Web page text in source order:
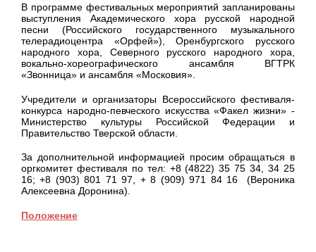
В программе фестивальных мероприятий запланированы
выступления Академического хора русской народной
песни (Российского государственного музыкального
телерадиоцентра «Орфей»), Оренбургского русского
народного хора, Северного русского народного хора,
вокально-хореографического ансамбля ВГТРК
«Звонница» и ансамбля «Московия».
Учредители и организаторы Всероссийского фестиваля-
конкурса народно-певческого искусства «Факел жизни» -
Министерство культуры Российской Федерации и
Правительство Тверской области.
За дополнительной информацией просим обращаться в
оргкомитет фестиваля по тел: +8 (4822) 35 75 34, 34 25
16; +8 (903) 801 71 97, + 8 (909) 971 84 16 (Вероника
Алексеевна Доронина).
Положение